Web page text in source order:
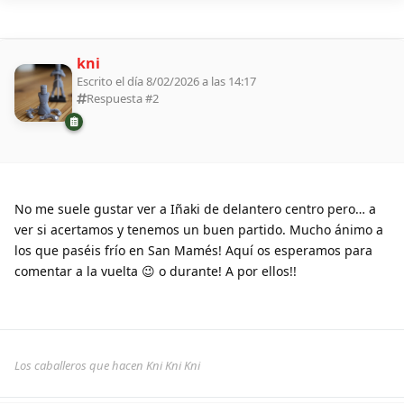
kni
Escrito el día 8/02/2026 a las 14:17
Respuesta #2
No me suele gustar ver a Iñaki de delantero centro pero… a
ver si acertamos y tenemos un buen partido. Mucho ánimo a
los que paséis frío en San Mamés! Aquí os esperamos para
comentar a la vuelta 😉 o durante! A por ellos!!
Los caballeros que hacen Kni Kni Kni